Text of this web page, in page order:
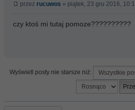
przez rucuwos » piątek, 23 gru 2016,
czy ktoś mi tutaj pomoze??????????
Wyświetl posty nie starsze niż: